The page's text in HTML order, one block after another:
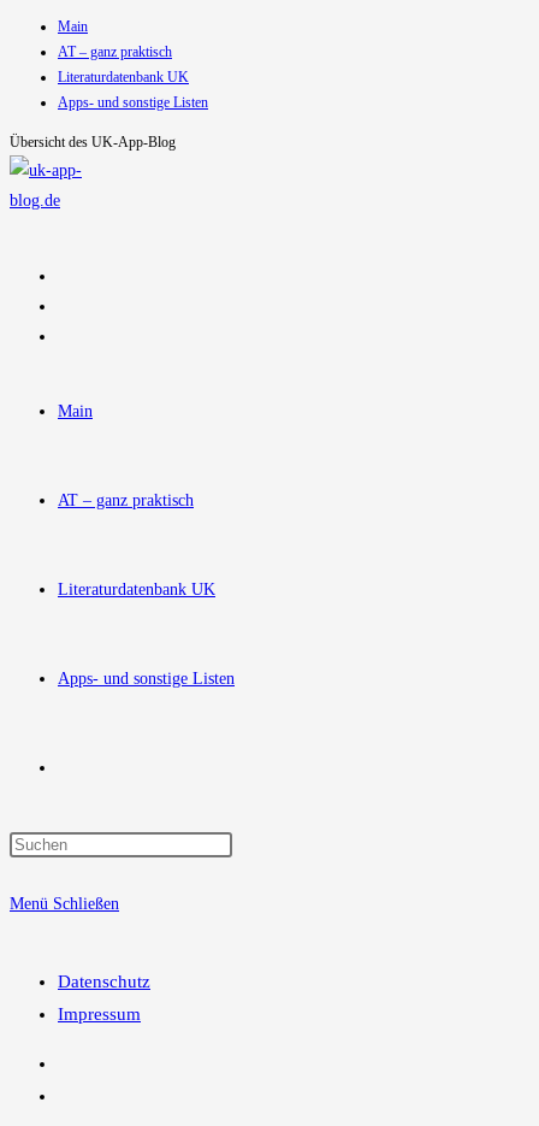
Inhalt
springen
Main
AT – ganz praktisch
Literaturdatenbank UK
Apps- und sonstige Listen
Übersicht des UK-App-Blog
Main
AT – ganz praktisch
Literaturdatenbank UK
Apps- und sonstige Listen
Suche
Menü Schließen
Datenschutz
Impressum